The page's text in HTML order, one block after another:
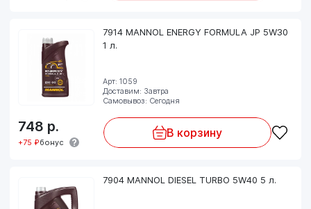
7914 MANNOL ENERGY FORMULA JP 5W30
1 л.
Арт: 1059
Доставим: Завтра
Самовывоз: Сегодня
748 р.
+75 ₽бонус
В корзину
7904 MANNOL DIESEL TURBO 5W40 5 л.